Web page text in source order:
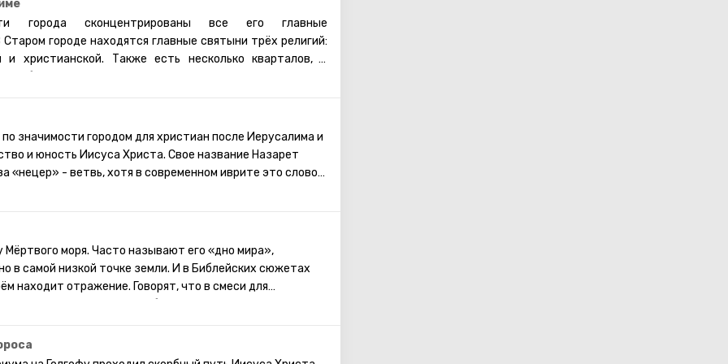
сконцентрированы все его главные
городе находятся главные святыни трёх религий:
и христианской. Также есть несколько кварталов, в
христиане и армяне. Несмотря на то, что армяне
квартале практически не бывает туристических
потрясающие памятники старинной архитектуры,
городу. Башня Давида, Храм Гроба Господня,
торговая улица, Стена Плача и многие другие
открыты для посещения туристами.
значимости городом для христиан после Иерусалима и
и юность Иисуса Христа. Свое название Назарет
«нецер» - ветвь, хотя в современном иврите это слово
ветви. Впервые Назарет упоминается именно в
раньше тут существовало
где проживало всего несколько десятков семей,
(Пресвятая Дева Мария, Иосиф и Иисус Христос).
в Назарете – это несомненно грот Благовещения,
Благовещения. В окрестностях города находятся:
– родительский дом Марии, остатки крепости
«hа-Ноцри», что означает – назарянин.
Мёртвого моря. Часто называют его «дно мира»,
в самой низкой точке земли. И в Библейских сюжетах
находит отражение. Говорят, что в смеси для
Вавилонской башни использовался состав,
Ноева ковчега. На берегах Мёртвого моря создана
гостиницы, санатории, центры здоровья и красоты,